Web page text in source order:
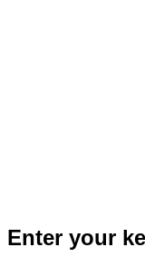
Enter your